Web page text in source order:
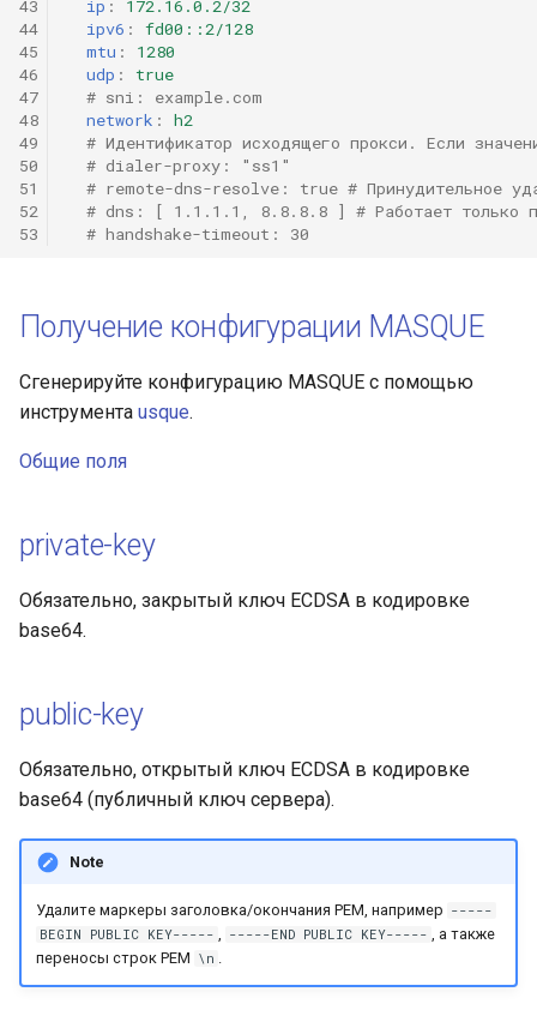
43
44
45
46
47
48
49
50
51
52
53
ip :
172.16.0.2/32
ipv6 :
fd00::2/128
mtu :
1280
udp :
true
# sni: example.com
network :
h2
# Идентификатор исходящего прокси. Если
# dialer-proxy: "ss1"
# remote-dns-resolve: true # Принудительное
# dns: [ 1.1.1.1, 8.8.8.8 ] # Работает только
# handshake-timeout: 30
Получение конфигурации MASQUE
Сгенерируйте конфигурацию MASQUE с помощью
инструмента usque.
Общие поля
private-key
Обязательно, закрытый ключ ECDSA в кодировке
base64.
public-key
Обязательно, открытый ключ ECDSA в кодировке
base64 (публичный ключ сервера).
Note
Удалите маркеры заголовка/окончания PEM, например -----
BEGIN PUBLIC KEY----- , -----END PUBLIC KEY----- , а также
переносы строк PEM \n .